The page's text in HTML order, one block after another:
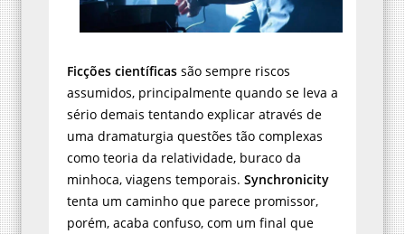
Ficções científicas são sempre riscos
assumidos, principalmente quando se leva a
sério demais tentando explicar através de
uma dramaturgia questões tão complexas
como teoria da relatividade, buraco da
minhoca, viagens temporais. Synchronicity
tenta um caminho que parece promissor,
porém, acaba confuso, com um final que